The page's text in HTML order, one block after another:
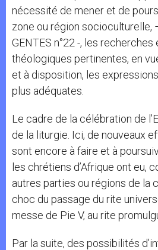
nécessité de mener et de
zone ou région socioculturelle,
GENTES n°22 -, les recherches
théologiques pertinentes, en
et à disposition, les
plus adéquates.
Le cadre de la célébration de
de la liturgie. Ici, de nouveaux
sont encore à faire et à
les chrétiens d’Afrique ont eu,
autres parties ou régions de la
choc du passage du rite
messe de Pie V, au rite
Par la suite, des possibilités